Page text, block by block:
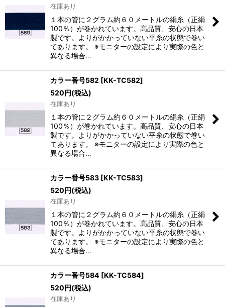
在庫あり
１本の管に２グラム約６０メートルの絹糸（正絹
100％）が巻かれています。高品質、安心の日本
製です。よりがかかっていない平糸の状態で巻い
てあります。 ※モニターの設定により実際の色と
異なる場合…
カラー番号582 [KK-TC582]
520円(税込)
在庫あり
１本の管に２グラム約６０メートルの絹糸（正絹
100％）が巻かれています。高品質、安心の日本
製です。よりがかかっていない平糸の状態で巻い
てあります。 ※モニターの設定により実際の色と
異なる場合…
カラー番号583 [KK-TC583]
520円(税込)
在庫あり
１本の管に２グラム約６０メートルの絹糸（正絹
100％）が巻かれています。高品質、安心の日本
製です。よりがかかっていない平糸の状態で巻い
てあります。 ※モニターの設定により実際の色と
異なる場合…
カラー番号584 [KK-TC584]
520円(税込)
在庫あり